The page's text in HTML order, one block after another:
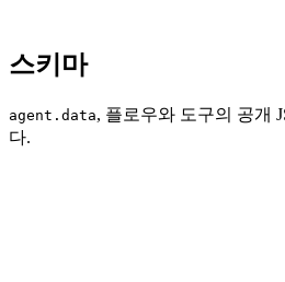
스키마
agent.data, 플로우와 도구의 공개
다.